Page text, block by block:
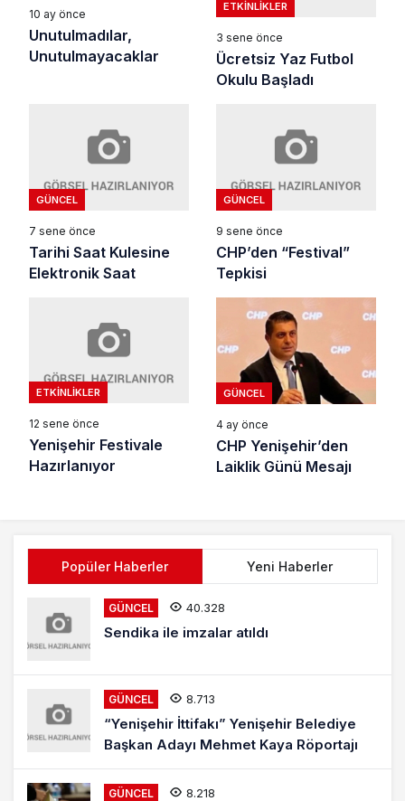
10 ay önce
Unutulmadılar,
Unutulmayacaklar
ETKINLIKLER
3 sene önce
Ücretsiz Yaz Futbol
Okulu Başladı
GÜNCEL
7 sene önce
Tarihi Saat Kulesine
Elektronik Saat
GÜNCEL
9 sene önce
CHP’den “Festival”
Tepkisi
ETKINLIKLER
12 sene önce
Yenişehir Festivale
Hazırlanıyor
GÜNCEL
4 ay önce
CHP Yenişehir’den
Laiklik Günü Mesajı
Popüler Haberler Yeni Haberler
GÜNCEL 40.328
Sendika ile imzalar atıldı
GÜNCEL 8.713
“Yenişehir İttifakı” Yenişehir Belediye
Başkan Adayı Mehmet Kaya Röportajı
GÜNCEL 8.218